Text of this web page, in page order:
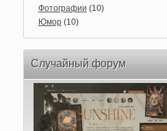
Фотографии (10)
Юмор(10)
Случайный форум